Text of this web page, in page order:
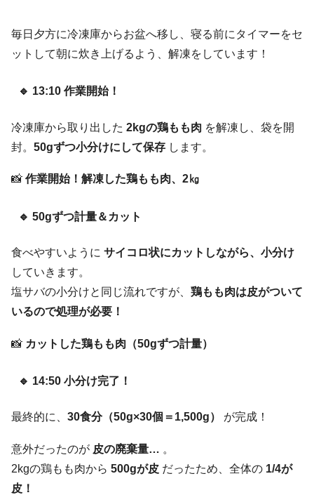
毎日夕方に冷凍庫からお盆へ移し、寝る前にタイマーをセ
ットして朝に炊き上げるよう、解凍をしています！
🔹 13:10 作業開始！
冷凍庫から取り出した 2kgの鶏もも肉 を解凍し、袋を開
封。 50gずつ小分けにして保存 します。
📸 作業開始！解凍した鶏もも肉、2㎏
🔹 50gずつ計量＆カット
食べやすいように サイコロ状にカットしながら、小分け
していきます。
塩サバの小分けと同じ流れですが、 鶏もも肉は皮がついて
いるので処理が必要！
📸 カットした鶏もも肉（50gずつ計量）
🔹 14:50 小分け完了！
最終的に、 30食分（50g×30個＝1,500g） が完成！
意外だったのが 皮の廃棄量… 。
2kgの鶏もも肉から 500gが皮 だったため、全体の 1/4が
皮！